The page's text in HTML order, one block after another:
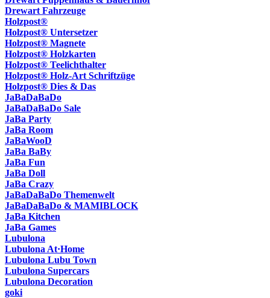
Drewart Fahrzeuge
Holzpost®
Holzpost® Untersetzer
Holzpost® Magnete
Holzpost® Holzkarten
Holzpost® Teelichthalter
Holzpost® Holz-Art Schriftzüge
Holzpost® Dies & Das
JaBaDaBaDo
JaBaDaBaDo Sale
JaBa Party
JaBa Room
JaBaWooD
JaBa BaBy
JaBa Fun
JaBa Doll
JaBa Crazy
JaBaDaBaDo Themenwelt
JaBaDaBaDo & MAMIBLOCK
JaBa Kitchen
JaBa Games
Lubulona
Lubulona At·Home
Lubulona Lubu Town
Lubulona Supercars
Lubulona Decoration
goki